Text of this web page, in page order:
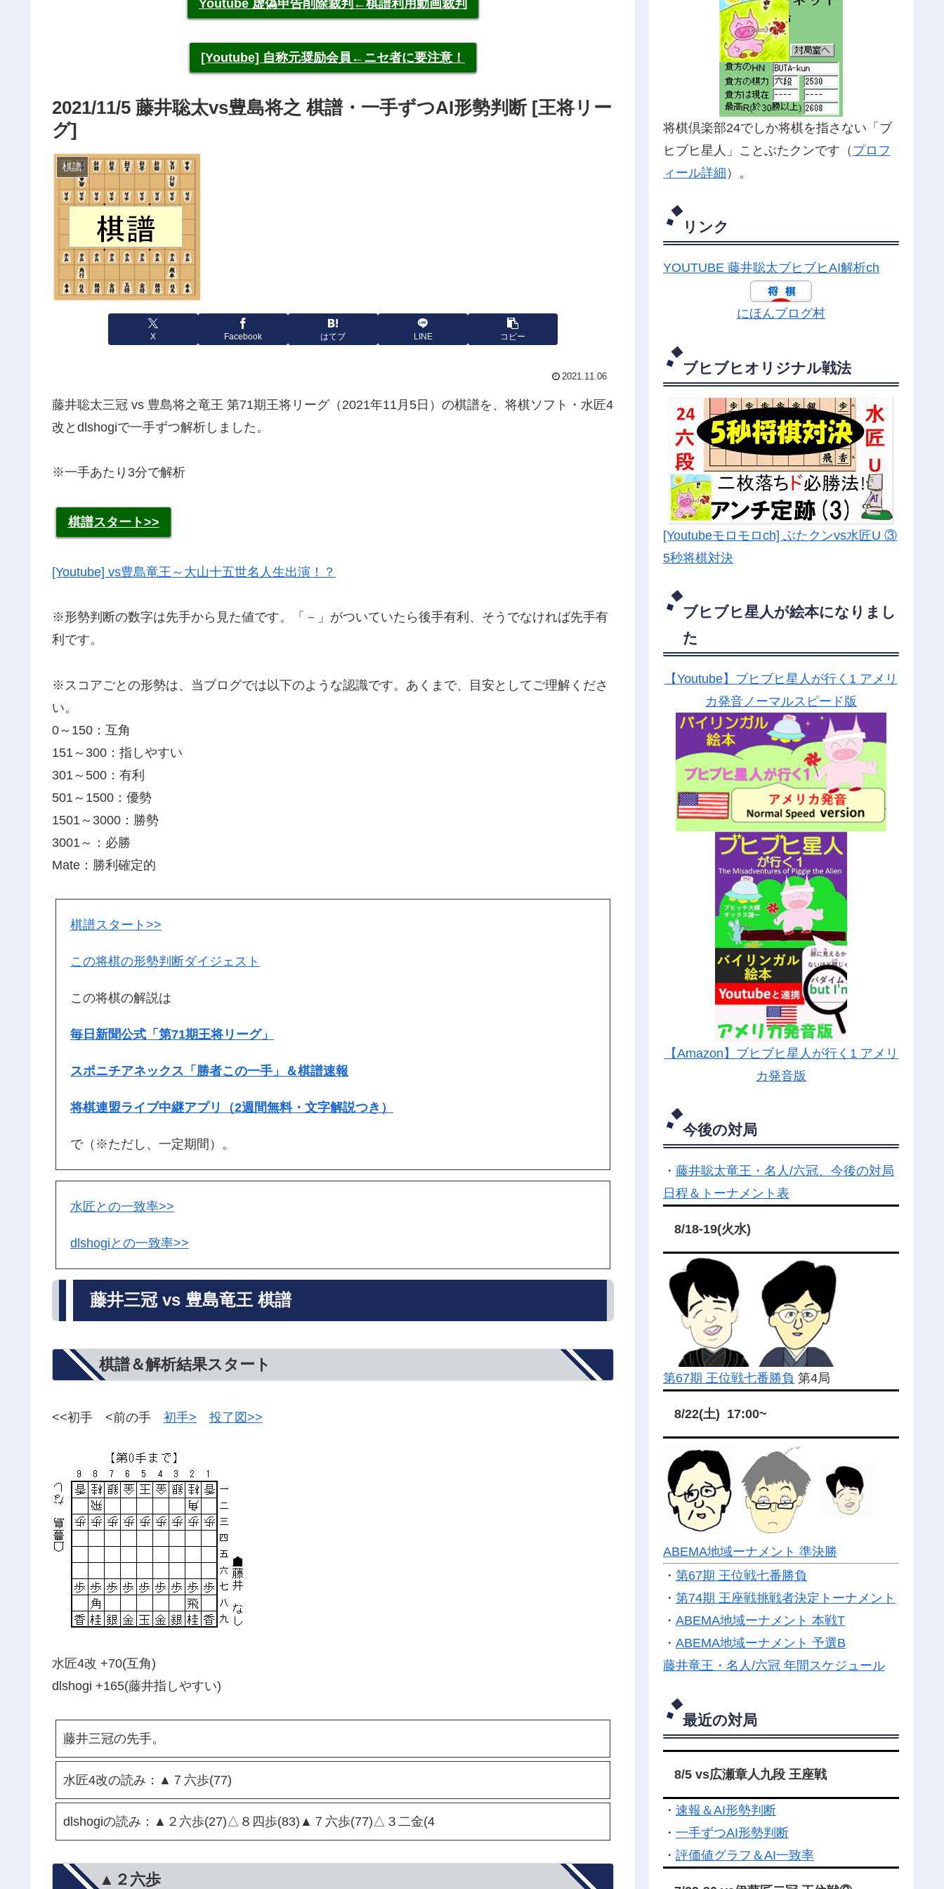
Youtube 虚偽申告削除裁判←棋譜利用動画裁判
[Youtube] 自称元奨励会員←ニセ者に要注意！
2021/11/5 藤井聡太vs豊島将之 棋譜・一手ずつAI形勢判断 [王将リー
グ]
棋譜
X Facebook はてブ LINE コピー
2021.11.06
藤井聡太三冠 vs 豊島将之竜王 第71期王将リーグ（2021年11月5日）の棋譜を、将棋ソフト・水匠4
改とdlshogiで一手ずつ解析しました。
※一手あたり3分で解析
棋譜スタート>>
[Youtube] vs豊島竜王～大山十五世名人生出演！？
※形勢判断の数字は先手から見た値です。「－」がついていたら後手有利、そうでなければ先手有
利です。
※スコアごとの形勢は、当ブログでは以下のような認識です。あくまで、目安としてご理解くださ
い。
0～150：互角
151～300：指しやすい
301～500：有利
501～1500：優勢
1501～3000：勝勢
3001～：必勝
Mate：勝利確定的
棋譜スタート>>
この将棋の形勢判断ダイジェスト
この将棋の解説は
毎日新聞公式「第71期王将リーグ」
スポニチアネックス「勝者この一手」＆棋譜速報
将棋連盟ライブ中継アプリ（2週間無料・文字解説つき）
で（※ただし、一定期間）。
水匠との一致率>>
dlshogiとの一致率>>
藤井三冠 vs 豊島竜王 棋譜
棋譜＆解析結果スタート
<<初手 <前の手 初手> 投了図>>
水匠4改 +70(互角)
dlshogi +165(藤井指しやすい)
藤井三冠の先手。
水匠4改の読み：▲７六歩(77)
dlshogiの読み：▲２六歩(27)△８四歩(83)▲７六歩(77)△３二金(4
▲２六歩
将棋倶楽部24でしか将棋を指さない「ブ
ヒブヒ星人」ことぶたクンです（ プロフ
ィール詳細 ）。
リンク
YOUTUBE 藤井聡太ブヒブヒAI解析ch
にほんブログ村
ブヒブヒオリジナル戦法
[Youtubeモロモロch] ぶたクンvs水匠U ③
5秒将棋対決
ブヒブヒ星人が絵本になりまし
た
【Youtube】ブヒブヒ星人が行く1 アメリ
カ発音ノーマルスピード版
【Amazon】ブヒブヒ星人が行く1 アメリ
カ発音版
今後の対局
・ 藤井聡太竜王・名人/六冠、今後の対局
日程＆トーナメント表
8/18-19(火水)
第67期 王位戦七番勝負 第4局
8/22(土) 17:00~
ABEMA地域ーナメント 準決勝
・ 第67期 王位戦七番勝負
・ 第74期 王座戦挑戦者決定トーナメント
・ ABEMA地域ーナメント 本戦T
・ ABEMA地域ーナメント 予選B
藤井竜王・名人/六冠 年間スケジュール
最近の対局
8/5 vs広瀬章人九段 王座戦
・ 速報＆AI形勢判断
・ 一手ずつAI形勢判断
・ 評価値グラフ＆AI一致率